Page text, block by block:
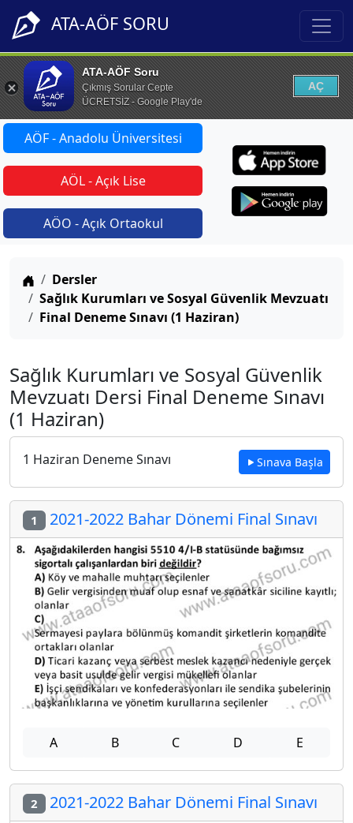
ATA-AÖF SORU
ATA-AÖF Soru
Çıkmış Sorular Cepte
ÜCRETSİZ - Google Play'de
AÇ
AÖF - Anadolu Üniversitesi
AÖL - Açık Lise
AÖO - Açık Ortaokul
Anasayfa
Dersler
Sağlık Kurumları ve Sosyal Güvenlik Mevzuatı
Final Deneme Sınavı (1 Haziran)
Sağlık Kurumları ve Sosyal Güvenlik
Mevzuatı Dersi Final Deneme Sınavı
(1 Haziran)
1 Haziran Deneme Sınavı Sınava Başla
1 2021-2022 Bahar Dönemi Final Sınavı
A B C D E
2 2021-2022 Bahar Dönemi Final Sınavı